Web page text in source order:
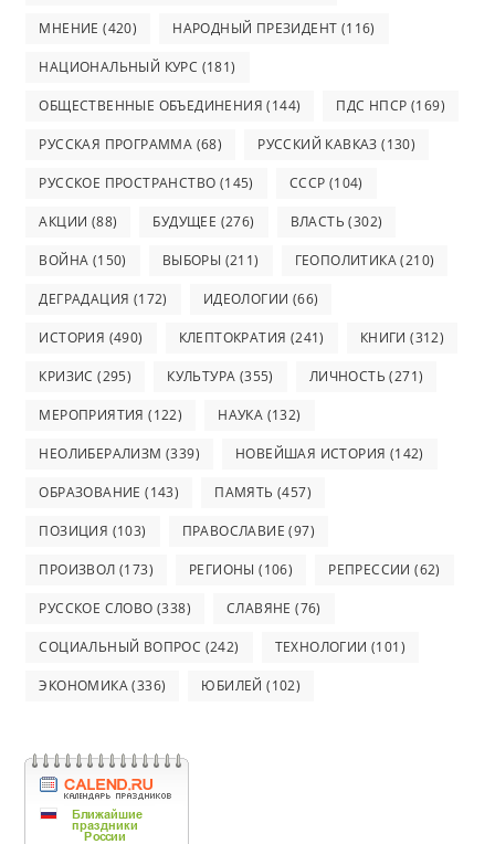
МНЕНИЕ (420) НАРОДНЫЙ ПРЕЗИДЕНТ (116)
НАЦИОНАЛЬНЫЙ КУРС (181)
ОБЩЕСТВЕННЫЕ ОБЪЕДИНЕНИЯ (144) ПДС НПСР (169)
РУССКАЯ ПРОГРАММА (68) РУССКИЙ КАВКАЗ (130)
РУССКОЕ ПРОСТРАНСТВО (145) СССР (104)
АКЦИИ (88) БУДУЩЕЕ (276) ВЛАСТЬ (302)
ВОЙНА (150) ВЫБОРЫ (211) ГЕОПОЛИТИКА(210)
ДЕГРАДАЦИЯ (172) ИДЕОЛОГИИ (66)
ИСТОРИЯ (490) КЛЕПТОКРАТИЯ (241) КНИГИ (312)
КРИЗИС (295) КУЛЬТУРА (355) ЛИЧНОСТЬ (271)
МЕРОПРИЯТИЯ (122) НАУКА (132)
НЕОЛИБЕРАЛИЗМ (339) НОВЕЙШАЯ ИСТОРИЯ (142)
ОБРАЗОВАНИЕ (143) ПАМЯТЬ (457)
ПОЗИЦИЯ (103) ПРАВОСЛАВИЕ (97)
ПРОИЗВОЛ (173) РЕГИОНЫ (106) РЕПРЕССИИ (62)
РУССКОЕ СЛОВО (338) СЛАВЯНЕ (76)
СОЦИАЛЬНЫЙ ВОПРОС (242) ТЕХНОЛОГИИ (101)
ЭКОНОМИКА(336) ЮБИЛЕЙ (102)